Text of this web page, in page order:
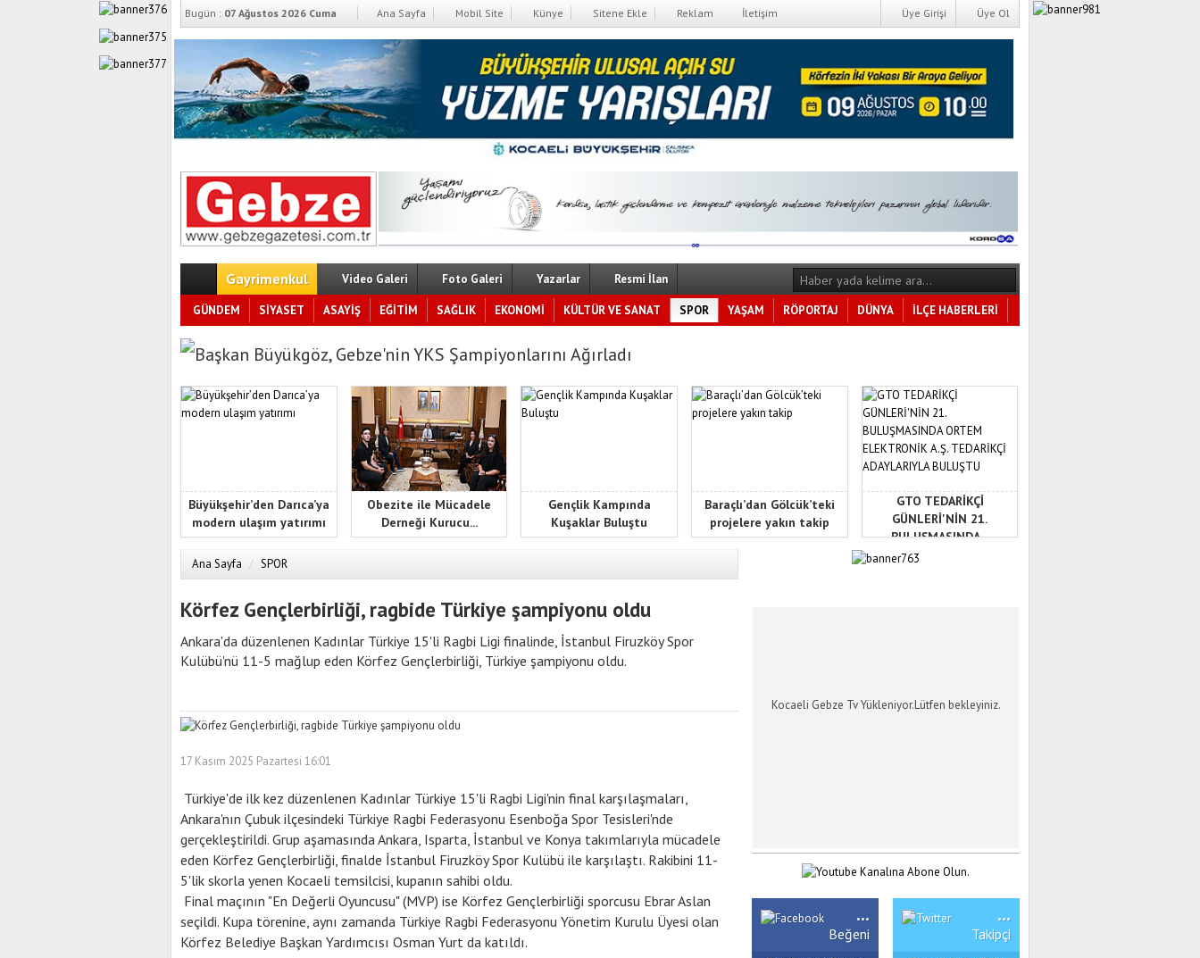
Bugün : 07 Ağustos 2026 Cuma Ana Sayfa Mobil Site Künye Sitene Ekle Reklam İletişim Üye Ol
Üye Girişi
Gayrimenkul Video Galeri Foto Galeri Yazarlar Resmi İlan
GÜNDEM SİYASET ASAYİŞ EĞİTİM SAĞLIK EKONOMİ KÜLTÜR VE SANAT SPOR YAŞAM RÖPORTAJ DÜNYA
İLÇE HABERLERİ
Başkan Büyükgöz, Gebze’nin YKS Şampiyonlarını Ağırladı
Büyükşehir’den Darıca’ya
modern ulaşım yatırımı
Obezite ile Mücadele
Derneği Kurucu...
Gençlik Kampında
Kuşaklar Buluştu
Baraçlı’dan Gölcük’teki
projelere yakın takip
GTO TEDARİKÇİ
GÜNLERİ'NİN 21.
BULUŞMASINDA...
Ana Sayfa / SPOR
Körfez Gençlerbirliği, ragbide Türkiye şampiyonu oldu
Ankara'da düzenlenen Kadınlar Türkiye 15'li Ragbi Ligi finalinde, İstanbul Firuzköy Spor
Kulübü'nü 11-5 mağlup eden Körfez Gençlerbirliği, Türkiye şampiyonu oldu.
17 Kasım 2025 Pazartesi 16:01
Türkiye'de ilk kez düzenlenen Kadınlar Türkiye 15'li Ragbi Ligi'nin final karşılaşmaları,
Ankara'nın Çubuk ilçesindeki Türkiye Ragbi Federasyonu Esenboğa Spor Tesisleri'nde
gerçekleştirildi. Grup aşamasında Ankara, Isparta, İstanbul ve Konya takımlarıyla mücadele
eden Körfez Gençlerbirliği, finalde İstanbul Firuzköy Spor Kulübü ile karşılaştı. Rakibini 11-
5'lik skorla yenen Kocaeli temsilcisi, kupanın sahibi oldu.
Final maçının "En Değerli Oyuncusu" (MVP) ise Körfez Gençlerbirliği sporcusu Ebrar Aslan
seçildi. Kupa törenine, aynı zamanda Türkiye Ragbi Federasyonu Yönetim Kurulu Üyesi olan
Körfez Belediye Başkan Yardımcısı Osman Yurt da katıldı.
Kocaeli Gebze Tv Yükleniyor.Lütfen bekleyiniz.
...
Beğeni
...
Takipçi